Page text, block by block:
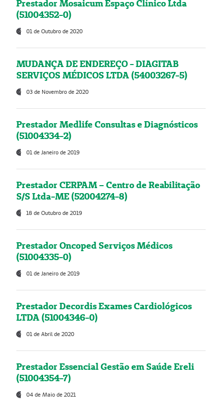
Prestador Mosaicum Espaço Clínico Ltda
(51004352-0)
01 de Outubro de 2020
MUDANÇA DE ENDEREÇO - DIAGITAB
SERVIÇOS MÉDICOS LTDA (54003267-5)
03 de Novembro de 2020
Prestador Medlife Consultas e Diagnósticos
(51004334-2)
01 de Janeiro de 2019
Prestador CERPAM – Centro de Reabilitação
S/S Ltda-ME (52004274-8)
18 de Outubro de 2019
Prestador Oncoped Serviços Médicos
(51004335-0)
01 de Janeiro de 2019
Prestador Decordis Exames Cardiológicos
LTDA (51004346-0)
01 de Abril de 2020
Prestador Essencial Gestão em Saúde Ereli
(51004354-7)
04 de Maio de 2021